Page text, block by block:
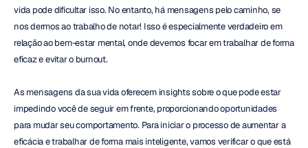
vida pode dificultar isso. No entanto, há mensagens pelo caminho, se
nos dermos ao trabalho de notar! Isso é especialmente verdadeiro em
relação ao bem-estar mental, onde devemos focar em trabalhar de forma
eficaz e evitar o burnout.
As mensagens da sua vida oferecem insights sobre o que pode estar
impedindo você de seguir em frente, proporcionando oportunidades
para mudar seu comportamento. Para iniciar o processo de aumentar a
eficácia e trabalhar de forma mais inteligente, vamos verificar o que está